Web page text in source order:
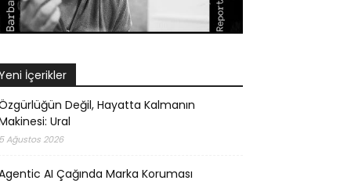
İçerikler
Değil, Hayatta Kalmanın
Ural
Ağustos 2026
AI Çağında Marka Koruması